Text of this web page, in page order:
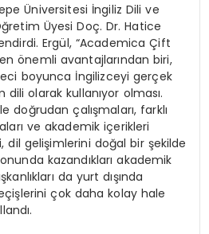
Üniversitesi İngiliz Dili ve
Üyesi Doç. Dr. Hatice
Ergül, “Academica Çift
en önemli avantajlarından biri,
boyunca İngilizceyi gerçek
olarak kullanıyor olması.
doğrudan çalışmaları, farklı
ve akademik içerikleri
dil gelişimlerini doğal bir şekilde
kazandıkları akademik
da yurt dışında
çok daha kolay hale